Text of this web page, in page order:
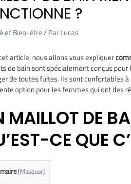
?
et Bien-être/ ParLucas
article, nous allons vous expliquer
de bain sont spécialement conçus
de toutes fuites. Ils sont confortables
option pour les femmes qui ont des
MAILLOT DE
CE QUE
[Masquer]